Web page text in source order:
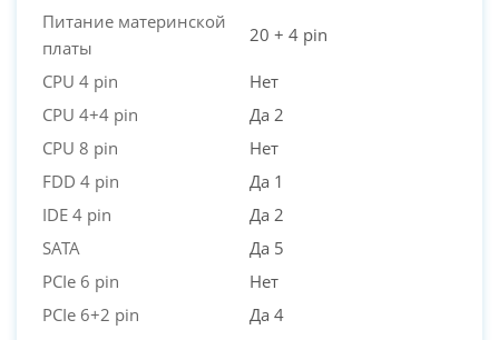
Питание материнской
платы
20 + 4 pin
CPU 4 pin
Нет
CPU 4+4 pin
Да 2
CPU 8 pin
Нет
FDD 4 pin
Да 1
IDE 4 pin
Да 2
SATA
Да 5
PCIe 6 pin
Нет
PCIe 6+2 pin
Да 4